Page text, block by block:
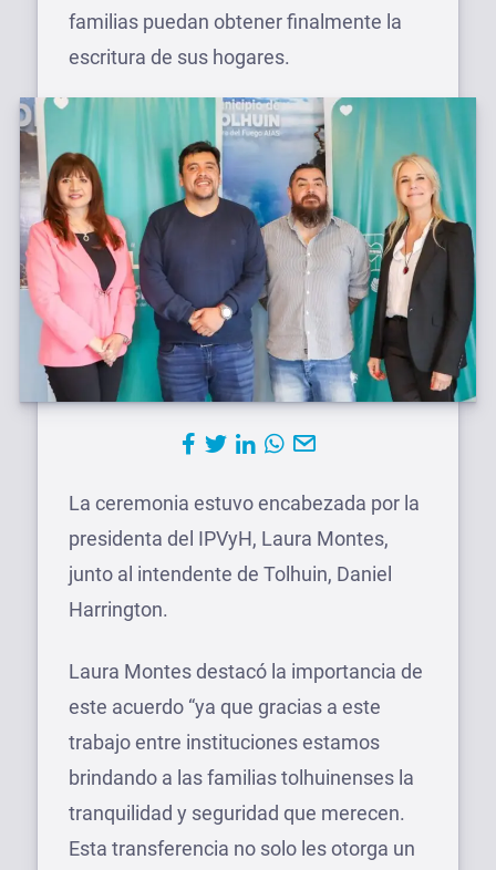
familias puedan obtener finalmente la
escritura de sus hogares.
La ceremonia estuvo encabezada por la
presidenta del IPVyH, Laura Montes,
junto al intendente de Tolhuin, Daniel
Harrington.
Laura Montes destacó la importancia de
este acuerdo “ya que gracias a este
trabajo entre instituciones estamos
brindando a las familias tolhuinenses la
tranquilidad y seguridad que merecen.
Esta transferencia no solo les otorga un